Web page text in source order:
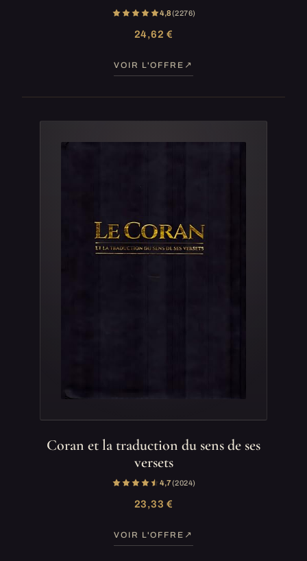
4,8(2 276)
24,62 €
VOIR L'OFFRE
Coran et la traduction du sens de ses
versets
4,7(2 024)
23,33 €
VOIR L'OFFRE